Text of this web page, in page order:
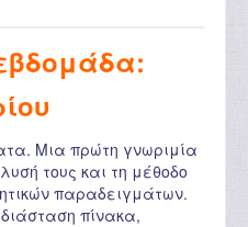
Μια πρώτη γνωριμία
τους και τη μέθοδο
παραδειγμάτων.
πίνακα,